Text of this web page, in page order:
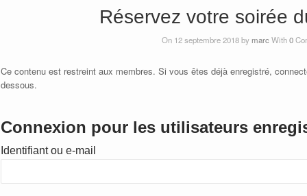
Réservez votre soirée
On 12 septembre 2018 by marcWith0
Ce contenu est restreint aux membres. Si vous êtes déjà enregistré,
dessous.
Connexion pour les utilisateurs
Identifiant ou e-mail